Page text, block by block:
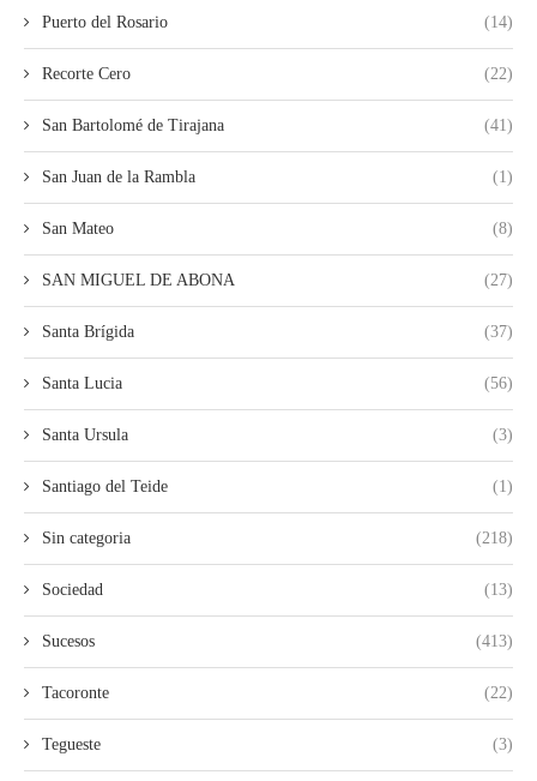
Puerto del Rosario (14)
Recorte Cero (22)
San Bartolomé de Tirajana (41)
San Juan de la Rambla (1)
San Mateo (8)
SAN MIGUEL DE ABONA (27)
Santa Brígida (37)
Santa Lucia (56)
Santa Ursula (3)
Santiago del Teide (1)
Sin categoria (218)
Sociedad (13)
Sucesos (413)
Tacoronte (22)
Tegueste (3)